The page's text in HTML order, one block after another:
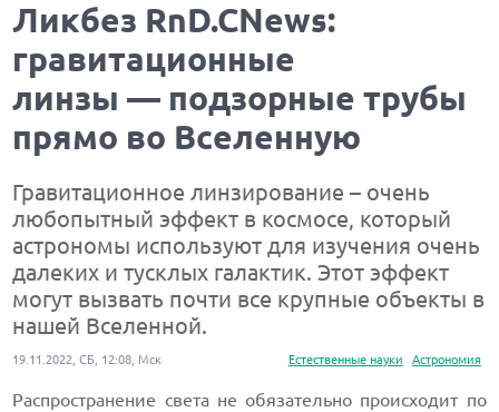
Ликбез RnD.CNews:
гравитационные
линзы — подзорные трубы
прямо во Вселенную
Гравитационное линзирование – очень
любопытный эффект в космосе, который
астрономы используют для изучения очень
далеких и тусклых галактик. Этот эффект
могут вызвать почти все крупные объекты в
нашей Вселенной.
Естественные науки Астрономия
19.11.2022, СБ, 12:08, Мск
Распространение света не обязательно происходит по